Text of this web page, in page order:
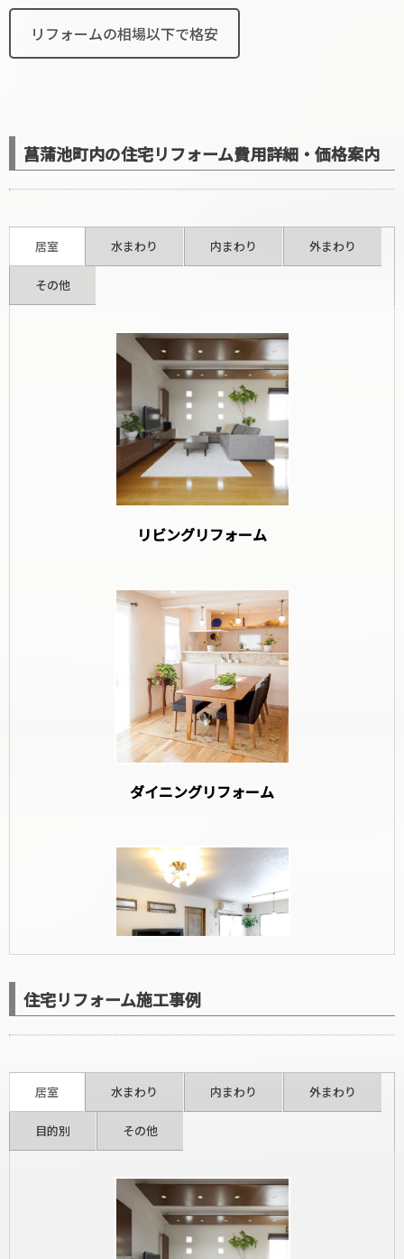
リフォームの相場以下で格安
菖蒲池町内の住宅リフォーム費用詳細・価格案内
居室 水まわり 内まわり 外まわり
その他
リビングリフォーム
ダイニングリフォーム
住宅リフォーム施工事例
居室 水まわり 内まわり 外まわり
目的別 その他